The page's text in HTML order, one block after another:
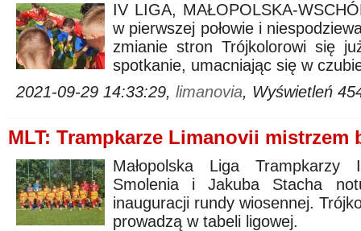
IV LIGA, MAŁOPOLSKA-
w pierwszej połowie i
zmianie stron Trójkolorowi się
spotkanie, umacniając się w
2021-09-29 14:33:29, limanovia, Wyświetleń
MLT: Trampkarze Limanovii
Małopolska Liga Trampkarzy
Smolenia i Jakuba Stacha
inauguracji rundy wiosennej.
prowadzą w tabeli ligowej.